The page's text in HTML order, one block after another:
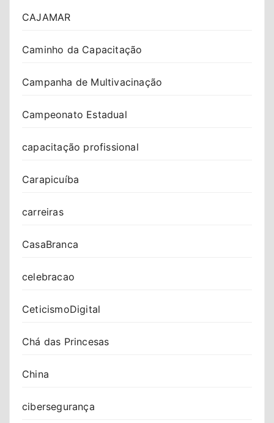
CAJAMAR
Caminho da Capacitação
Campanha de Multivacinação
Campeonato Estadual
capacitação profissional
Carapicuíba
carreiras
CasaBranca
celebracao
CeticismoDigital
Chá das Princesas
China
cibersegurança